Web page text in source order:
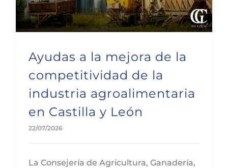
Ayudas a la mejora de la
competitividad de la
industria agroalimentaria
en Castilla y León
22/07/2026
La Consejería de Agricultura, Ganadería,